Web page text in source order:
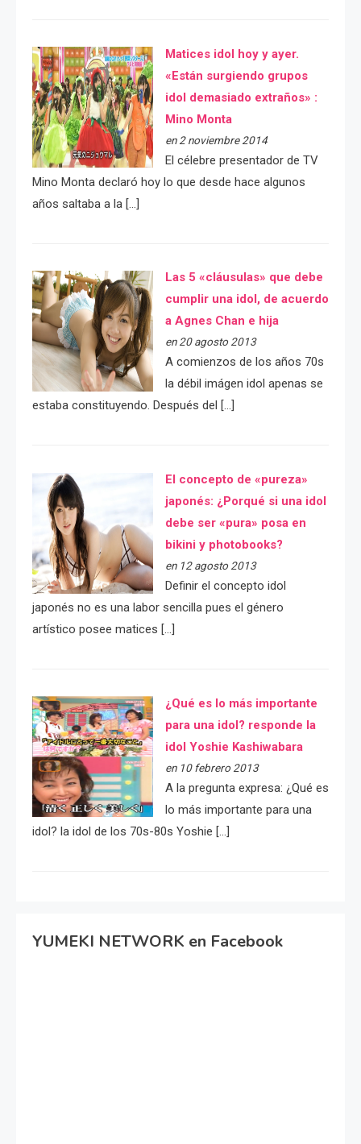
Matices idol hoy y ayer.
«Están surgiendo grupos
idol demasiado extraños» :
Mino Monta
en 2 noviembre 2014
El célebre presentador de TV
Mino Monta declaró hoy lo que desde hace algunos
años saltaba a la […]
Las 5 «cláusulas» que debe
cumplir una idol, de acuerdo
a Agnes Chan e hija
en 20 agosto 2013
A comienzos de los años 70s
la débil imágen idol apenas se
estaba constituyendo. Después del […]
El concepto de «pureza»
japonés: ¿Porqué si una idol
debe ser «pura» posa en
bikini y photobooks?
en 12 agosto 2013
Definir el concepto idol
japonés no es una labor sencilla pues el género
artístico posee matices […]
¿Qué es lo más importante
para una idol? responde la
idol Yoshie Kashiwabara
en 10 febrero 2013
A la pregunta expresa: ¿Qué es
lo más importante para una
idol? la idol de los 70s-80s Yoshie […]
YUMEKI NETWORK en Facebook